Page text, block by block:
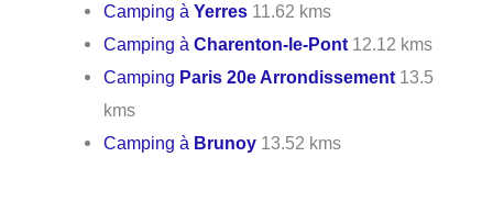
Camping àYerres 11.62 kms
Camping àCharenton-le-Pont 12.12 kms
Camping Paris 20e Arrondissement 13.5
kms
Camping à Brunoy 13.52 kms